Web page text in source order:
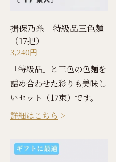
揖保乃糸 特級品三色麺
（17把）
3,240円
「特級品」と三色の色麺を
詰め合わせた彩りも美味し
いセット（17束）です。
詳細はこちら